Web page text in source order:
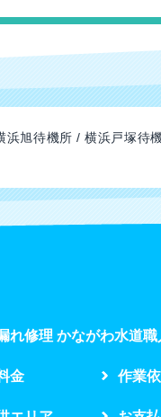
旭待機所 / 横浜戸塚待
れ修理 かながわ水道職
金 作業